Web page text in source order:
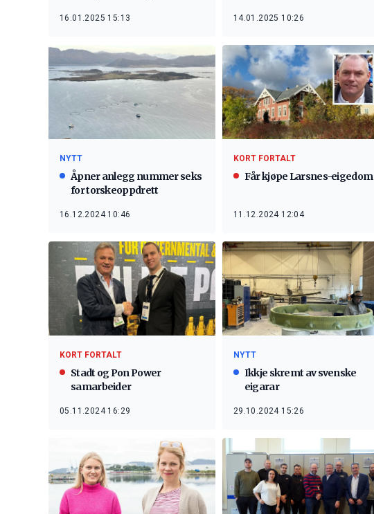
16.01.2025 15:13 14.01.2025 10:26
NYTT
Åpner anlegg nummer seks
for torskeoppdrett
16.12.2024 10:46
KORT FORTALT
Får kjøpe Larsnes-eigedom
11.12.2024 12:04
KORT FORTALT
Stadt og Pon Power
samarbeider
05.11.2024 16:29
NYTT
Ikkje skremt av svenske
eigarar
29.10.2024 15:26